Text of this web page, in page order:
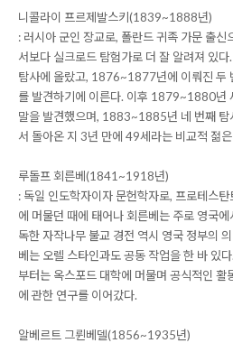
니콜라이 프르제발스키(1839~1888년)
: 러시아 군인 장교로, 폴란드 귀족 가문 출
서보다 실크로드 탐험가로 더 잘 알려져 있
탐사에 올랐고, 1876~1877년에 이뤄진 두
를 발견하기에 이른다. 이후 1879~1880년
말을 발견했으며, 1883~1885년 네 번째 탐
서 돌아온 지 3년 만에 49세라는 비교적 젊
루돌프 회른베(1841~1918년)
: 독일 인도학자이자 문헌학자로, 프로테스
에 머물던 때에 태어나 회른베는 주로 영국
독한 자작나무 불교 경전 역시 영국 정부의
베는 오렐 스타인과도 공동 작업을 한 바 있
부터는 옥스포드 대학에 머물며 공식적인 활
에 관한 연구를 이어갔다.
알베르트 그륀베델(1856~1935년)